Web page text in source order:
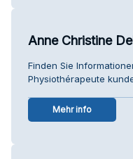
Anne Christine
Finden Sie
Physiothérapeute
Mehr info